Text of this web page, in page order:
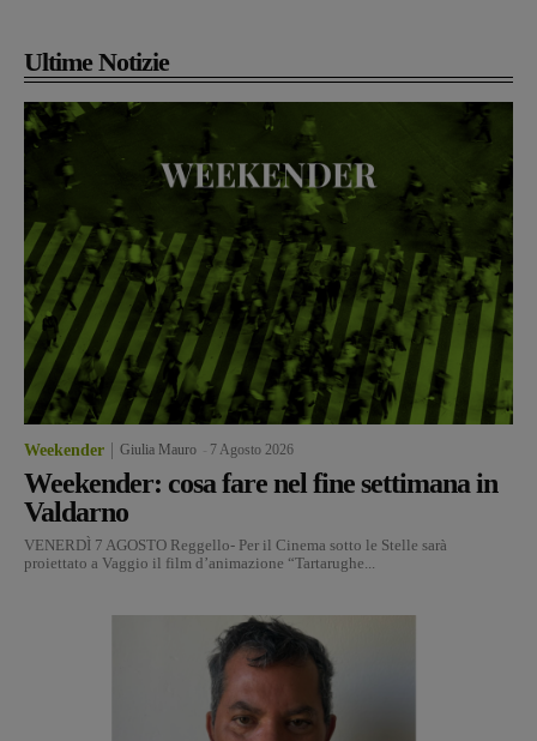
Ultime Notizie
Weekender Giulia Mauro 7 Agosto 2026
Weekender: cosa fare nel fine settimana in
Valdarno
VENERDÌ 7 AGOSTO Reggello- Per il Cinema sotto le Stelle sarà
proiettato a Vaggio il film d’animazione “Tartarughe...